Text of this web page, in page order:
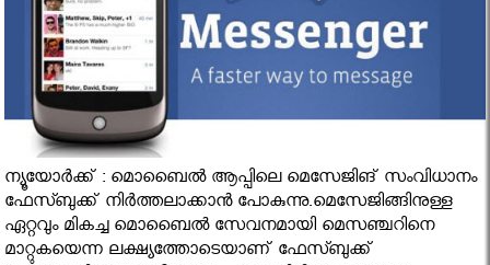
ന്യൂയോർക്ക് : മൊബൈല്‍ ആപ്പിലെ മെസേജിങ് സംവിധാനം
ഫേസ്ബുക്ക് നിർത്തലാക്കാൻ പോകുന്നു.മെസേജിങ്ങിനുള്ള
ഏറ്റവും മികച്ച മൊബൈല്‍ സേവനമായി മെസഞ്ചറിനെ
മാറ്റുകയെന്ന ലക്ഷ്യത്തോടെയാണ് ഫേസ്ബുക്ക്